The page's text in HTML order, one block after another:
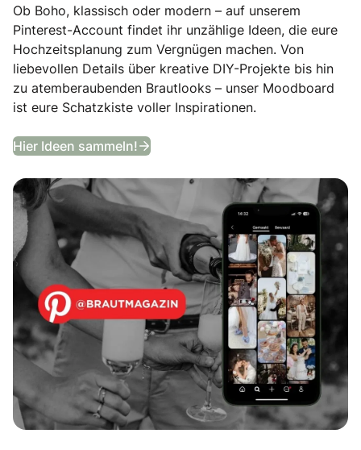
Ob Boho, klassisch oder modern – auf unserem
Pinterest-Account findet ihr unzählige Ideen, die eure
Hochzeitsplanung zum Vergnügen machen. Von
liebevollen Details über kreative DIY-Projekte bis hin
zu atemberaubenden Brautlooks – unser Moodboard
ist eure Schatzkiste voller Inspirationen.
Hier Ideen sammeln! Entdeckt unser Hochzeits-